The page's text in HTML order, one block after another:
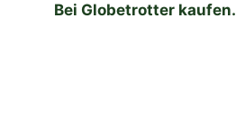
Bei Globetrotter kaufen.